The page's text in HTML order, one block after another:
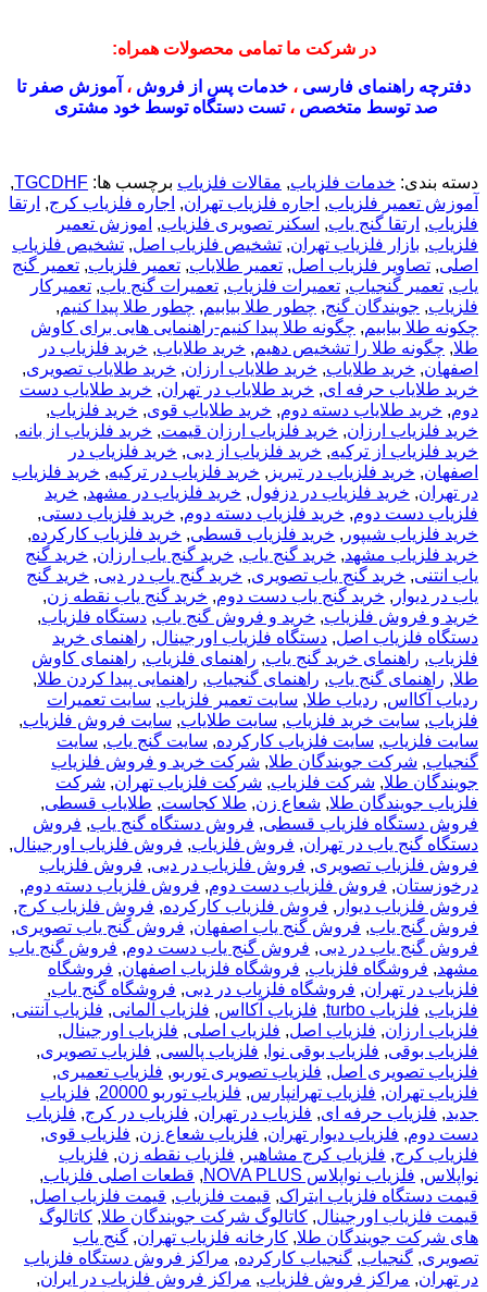
در شرکت ما تمامی محصولات همراه:
دفترچه راهنمای فارسی ، خدمات پس از فروش ، آموزش صفر تا
صد توسط متخصص ،تست دستگاه توسط خود مشتری
دسته بندی: خدمات فلزیاب, مقالات فلزیاب برچسب ها: TGCDHF
,
آموزش تعمیر فلزیاب, اجاره فلزیاب تهران, اجاره فلزیاب کرج, ارتقا
فلزیاب, ارتقا گنج یاب, اسکنر تصویری فلزیاب, اموزش تعمیر
فلزیاب, بازار فلزیاب تهران, تشخیص فلزیاب اصل, تشخیص فلزیاب
اصلی, تصاویر فلزیاب اصل, تعمیر طلایاب, تعمیر فلزیاب, تعمیر گنج
یاب, تعمیر گنجیاب, تعمیرات فلزیاب, تعمیرات گنج یاب, تعمیرکار
فلزیاب, جویندگان گنج, چطور طلا بیابیم, چطور طلا پیدا کنیم,
چکونه طلا بیابیم, چگونه طلا پیدا کنیم-راهنمایی هایی برای کاوش
طلا, چگونه طلا را تشخیص دهیم, خريد طلاياب, خريد فلزياب در
اصفهان, خرید طلایاب, خرید طلایاب ارزان, خرید طلایاب تصویری,
خرید طلایاب حرفه ای, خرید طلایاب در تهران, خرید طلایاب دست
دوم, خرید طلایاب دسته دوم, خرید طلایاب قوی, خرید فلزیاب,
خرید فلزیاب ارزان, خرید فلزیاب ارزان قیمت, خرید فلزیاب از بانه,
خرید فلزیاب از ترکیه, خرید فلزیاب از دبی, خرید فلزیاب در
اصفهان, خرید فلزیاب در تبریز , خرید فلزیاب در ترکیه, خرید فلزیاب
در تهران, خرید فلزیاب در دزفول, خرید فلزیاب در مشهد, خرید
فلزیاب دست دوم, خرید فلزیاب دسته دوم, خرید فلزیاب دستی,
خرید فلزیاب شیپور , خرید فلزیاب قسطی, خرید فلزیاب کارکرده,
خرید فلزیاب مشهد, خرید گنج یاب, خرید گنج یاب ارزان, خرید گنج
یاب انتنی, خرید گنج یاب تصویری, خرید گنج یاب در دبی, خرید گنج
یاب در دیوار , خرید گنج یاب دست دوم, خرید گنج یاب نقطه زن,
خرید و فروش فلزیاب, خرید و فروش گنج یاب, دستگاه فلزیاب,
دستگاه فلزیاب اصل, دستگاه فلزیاب اورجینال, راهنمای خرید
فلزیاب, راهنمای خرید گنج یاب, راهنمای فلزیاب, راهنمای کاوش
طلا, راهنمای گنج یاب, راهنمای گنجیاب, راهنمایی پیدا کردن طلا,
ردیاب آکااس, ردیاب طلا, سایت تعمیر فلزیاب, سایت تعمیرات
فلزیاب, سایت خرید فلزیاب, سایت طلایاب, سایت فروش فلزیاب,
سایت فلزیاب, سایت فلزیاب کارکرده, سایت گنج یاب, سایت
گنجیاب, شرکت جویندگان طلا, شرکت خرید و فروش فلزیاب
جویندگان طلا, شرکت فلزیاب, شرکت فلزیاب تهران, شرکت
فلزیاب جویندگان طلا, شعاع زن, طلا کجاست, طلایاب قسطی,
فروش دستگاه فلزیاب قسطی, فروش دستگاه گنج یاب, فروش
دستگاه گنج یاب در تهران, فروش فلزیاب, فروش فلزیاب اورجینال,
فروش فلزیاب تصویری, فروش فلزیاب در دبی, فروش فلزیاب
درخوزستان, فروش فلزیاب دست دوم, فروش فلزیاب دسته دوم,
فروش فلزیاب دیوار , فروش فلزیاب کارکرده, فروش فلزیاب کرج,
فروش گنج یاب, فروش گنج یاب اصفهان, فروش گنج یاب تصویری,
فروش گنج یاب در دبی, فروش گنج یاب دست دوم, فروش گنج یاب
مشهد, فروشگاه فلزیاب, فروشگاه فلزیاب اصفهان, فروشگاه
فلزیاب در تهران, فروشگاه فلزیاب در دبی, فروشگاه گنج یاب,
فلزیاب, فلزیاب turbo , فلزیاب آکااس, فلزیاب آلمانی, فلزیاب آنتنی,
فلزیاب ارزان, فلزیاب اصل, فلزیاب اصلی, فلزیاب اورجینال,
فلزیاب بوقی, فلزیاب بوقی نوا , فلزیاب پالسی, فلزیاب تصویری,
فلزیاب تصویری اصل, فلزیاب تصویری توربو, فلزیاب تعمیری,
فلزیاب تهران, فلزیاب تهرانپارس, فلزیاب توربو 20000 , فلزیاب
جدید, فلزیاب حرفه ای, فلزیاب در تهران, فلزیاب در کرج, فلزیاب
دست دوم, فلزیاب دیوار تهران, فلزیاب شعاع زن, فلزیاب قوی,
فلزیاب کرج, فلزیاب کرج مشاهیر , فلزیاب نقطه زن, فلزیاب
نواپلاس, فلزیاب نواپلاس NOVA PLUS , قطعات اصلی فلزیاب,
قیمت دستگاه فلزیاب ایتراک, قیمت فلزیاب, قیمت فلزیاب اصل,
قیمت فلزیاب اورجینال, کاتالوگ شرکت جویندگان طلا, کاتالوگ
های شرکت جویندگان طلا, کارخانه فلزیاب تهران, گنج یاب
تصویری, گنجیاب, گنجیاب کارکرده, مراکز فروش دستگاه فلزیاب
در تهران, مراکز فروش فلزیاب, مراکز فروش فلزیاب در ایران,